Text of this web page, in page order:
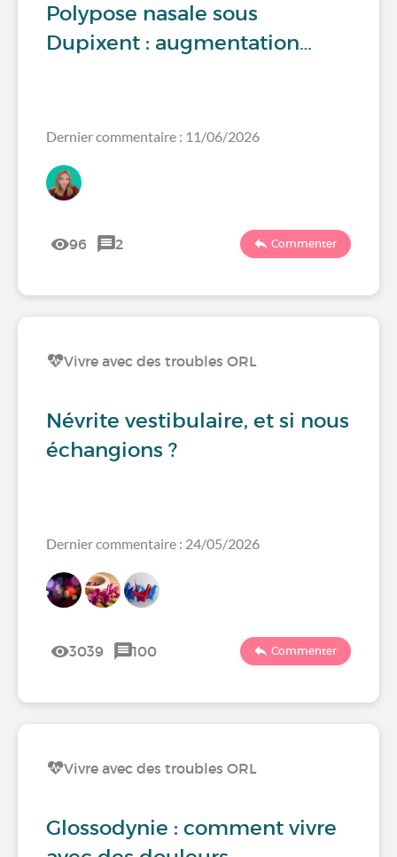
Polypose nasale sous
Dupixent : augmentation…
Dernier commentaire : 11/06/2026
96 2 Commenter
Vivre avec des troubles ORL
Névrite vestibulaire, et si nous
échangions ?
Dernier commentaire : 24/05/2026
3039 100 Commenter
Vivre avec des troubles ORL
Glossodynie : comment vivre